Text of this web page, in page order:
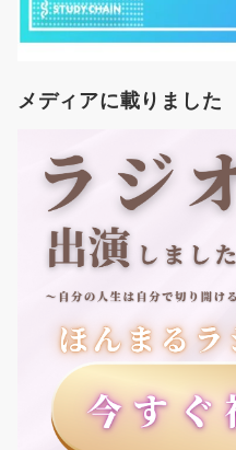
メディアに載りました